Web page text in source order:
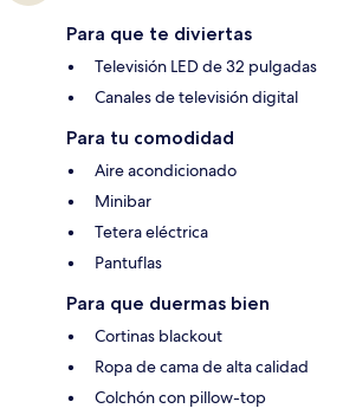
Para que te diviertas
Televisión LED de 32 pulgadas
Canales de televisión digital
Para tu comodidad
Aire acondicionado
Minibar
Tetera eléctrica
Pantuflas
Para que duermas bien
Cortinas blackout
Ropa de cama de alta calidad
Colchón con pillow-top